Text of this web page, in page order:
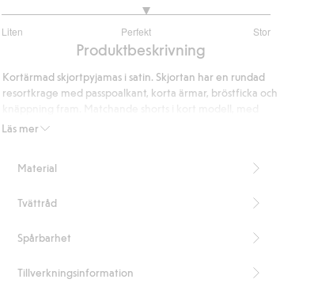
Liten Perfekt Stor
utav
38
betyg
Produktbeskrivning
Läs mer
Kortärmad skjortpyjamas i satin. Skjortan har en rundad
resortkrage med passpoalkant, korta ärmar, bröstficka och
infälld resår i midjan och fastsytt uppvikt benslut med
Artikelnummer
Material
Tvättråd
Spårbarhet
Tillverkningsinformation